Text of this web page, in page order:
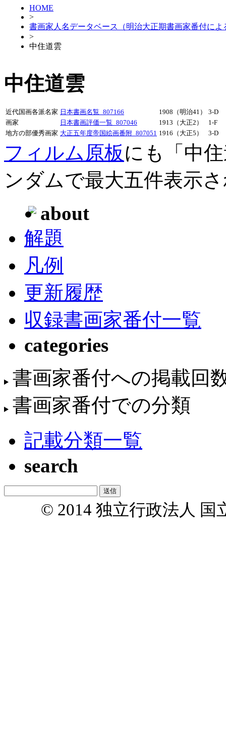
HOME
>
書画家人名データベース（明治大正期書画家番付によ
>
中住道雲
中住道雲
近代国画各派名家 日本書画名覧_807166 1908（明治41）
3-D
画家
日本書画評価一覧_807046 1913（大正2）
1-F
地方の部優秀画家 大正五年度帝国絵画番附_807051 1916（大正5） 3-D
フィルム原板にも「中
ンダムで最大五件表示
about
解題
凡例
更新履歴
収録書画家番付一覧
categories
書画家番付への掲載回
書画家番付での分類
記載分類一覧
search
© 2014 独立行政法人 国